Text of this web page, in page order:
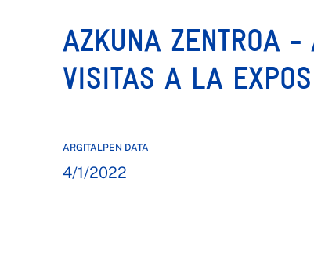
AZKUNA ZENTROA -
VISITAS A LA
ARGITALPEN DATA
4/1/2022